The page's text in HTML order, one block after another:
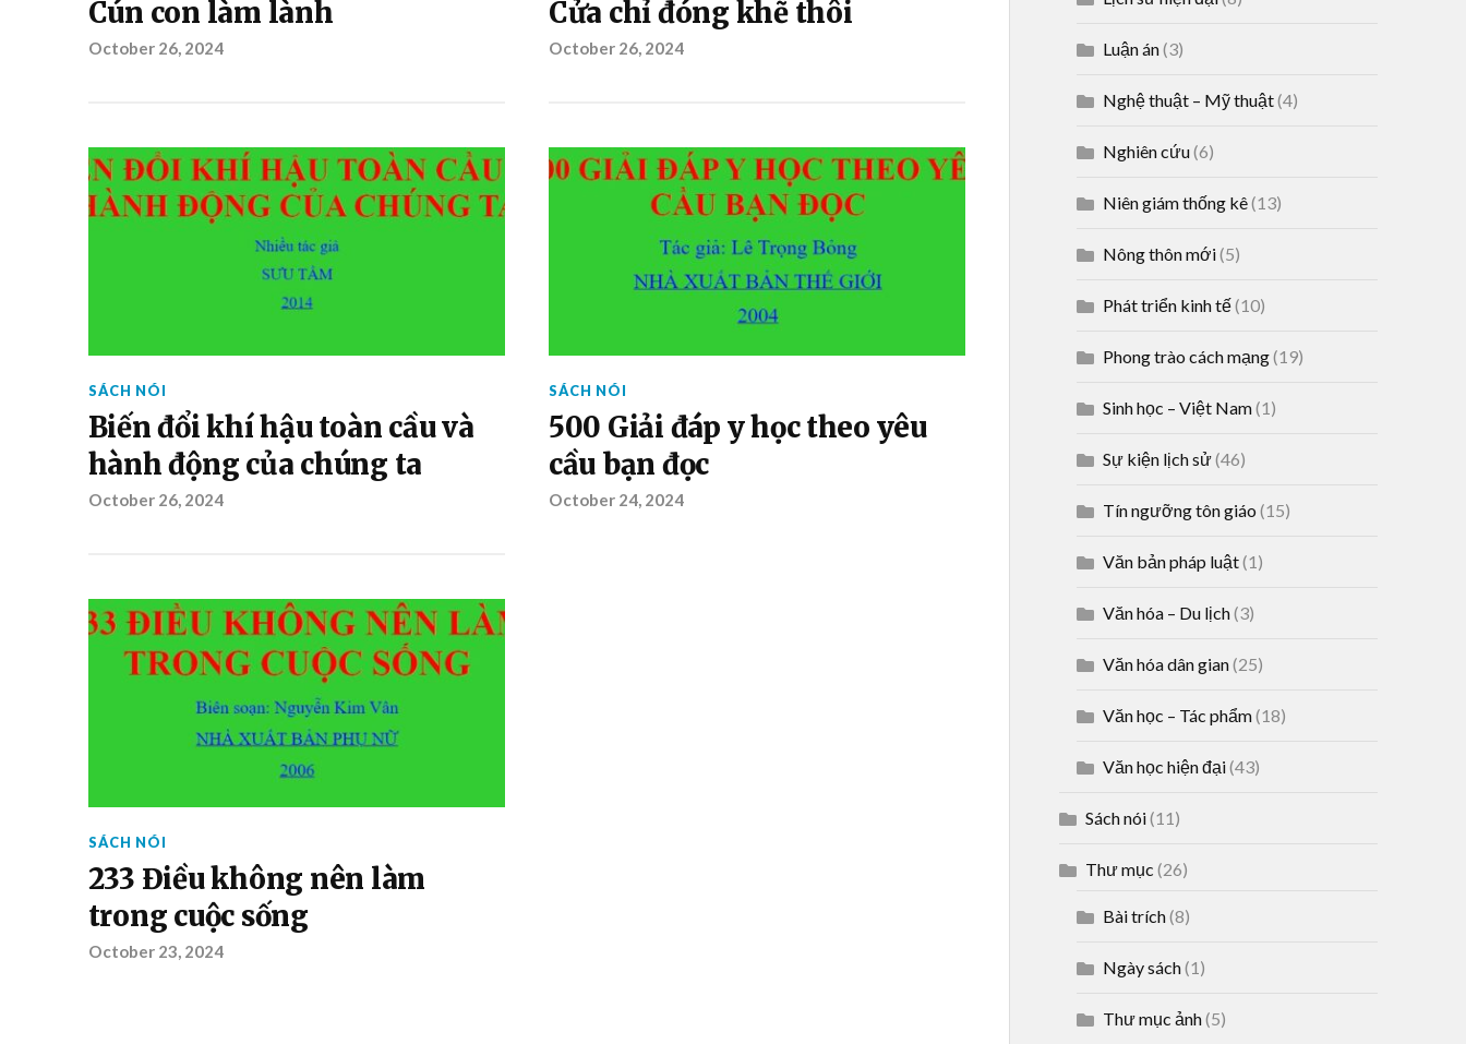
Cún con làm lành
October 26, 2024
Cửa chỉ đóng khẽ thôi
October 26, 2024
SÁCH NÓI
Biến đổi khí hậu toàn cầu và
hành động của chúng ta
October 26, 2024
SÁCH NÓI
500 Giải đáp y học theo yêu
cầu bạn đọc
October 24, 2024
SÁCH NÓI
233 Điều không nên làm
trong cuộc sống
October 23, 2024
Luận án(3)
Nghệ thuật – Mỹ thuật(4)
Nghiên cứu(6)
Niên giám thống kê(13)
Nông thôn mới(5)
Phát triển kinh tế(10)
Phong trào cách mạng(19)
Sinh học – Việt Nam(1)
Sự kiện lịch sử(46)
Tín ngưỡng tôn giáo (15)
Văn bản pháp luật(1)
Văn hóa – Du lịch(3)
Văn hóa dân gian(25)
Văn học – Tác phẩm(18)
Văn học hiện đại(43)
Sách nói(11)
Thư mục (26)
Bài trích(8)
Ngày sách(1)
Thư mục ảnh(5)